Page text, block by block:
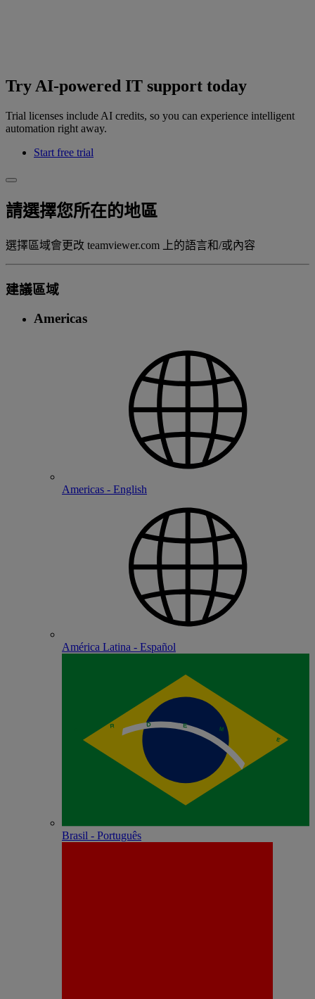
Try AI-powered IT support today
Trial licenses include AI credits, so you can experience intelligent
automation right away.
Start free trial
請選擇您所在的地區
選擇區域會更改 teamviewer.com 上的語言和/或內容
建議區域
Americas
Americas - English
América Latina - Español
Brasil - Português